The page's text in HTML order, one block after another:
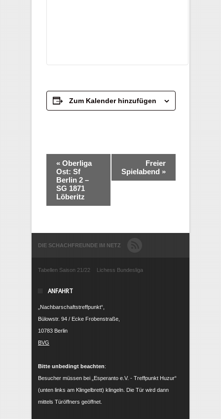
Zum Kalender hinzufügen
Veranstaltung-
Navigation
« Oberliga
Ost: Sf
Berlin 2 –
SG 1871
Löberitz
Freier
Spielabend »
DIE SCHACHFREUNDE IM NETZ
Tabellen Saison 21/22 Lichess Bundesliga
ANFAHRT
„Nachbarschaftstreffpunkt“,
Bülowstr. 94 / Ecke Frobenstraße,
10783 Berlin
BVG
Bitte unbedingt beachten:
Besucher müssen bei „Esperanto e.V. - Treffpunkt Huzur“
(unten links am Klingelbrett) klingeln. Die Tür wird dann
mittels Türöffners geöffnet.